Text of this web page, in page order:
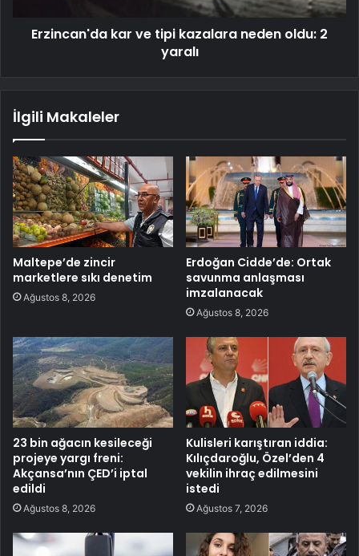
Erzincan'da kar ve tipi kazalara neden oldu: 2
yaralı
İlgili Makaleler
Maltepe’de zincir
marketlere sıkı denetim
Ağustos 8, 2026
Erdoğan Cidde’de: Ortak
savunma anlaşması
imzalanacak
Ağustos 8, 2026
23 bin ağacın kesileceği
projeye yargı freni:
Akçansa’nın ÇED’i iptal
edildi
Ağustos 8, 2026
Kulisleri karıştıran iddia:
Kılıçdaroğlu, Özel’den 4
vekilin ihraç edilmesini
istedi
Ağustos 7, 2026